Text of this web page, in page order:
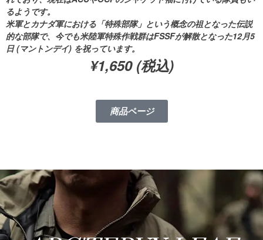
るようです。
米軍とカナダ軍における「特殊部隊」という概念の祖となった伝説
的な部隊で、今でも米陸軍特殊作戦群はFSSFが解散となった12月5
日 (マントンデイ) を祝っています。
¥1,650 (税込)
商品ページ